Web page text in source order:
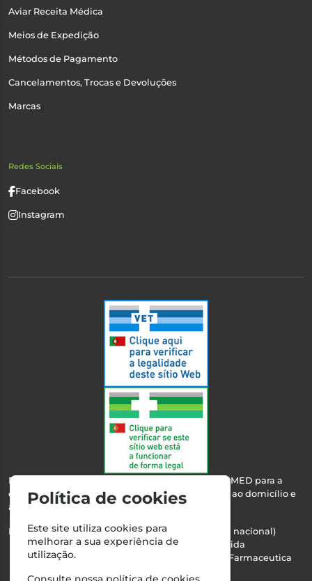
Aviar Receita Médica
Meios de Expedição
Métodos de Pagamento
Cancelamentos, Trocas e Devoluções
Marcas
Redes Sociais
Facebook
Instagram
Esta farmácia encontra-se autorizada pelo INFARMED para a
dispensa de medicamentos e produtos de saúde ao domicílio e
através da internet.
Nº Infarmed: 21 798 7100 (chamada para rede fixa nacional)
Direção Técnica:Maria Teresa Almeida
NIPC:510103669 | Teresa Almeida - Sociedade Farmaceutica
Política de cookies
Este site utiliza cookies para
melhorar a sua experiência de
utilização.